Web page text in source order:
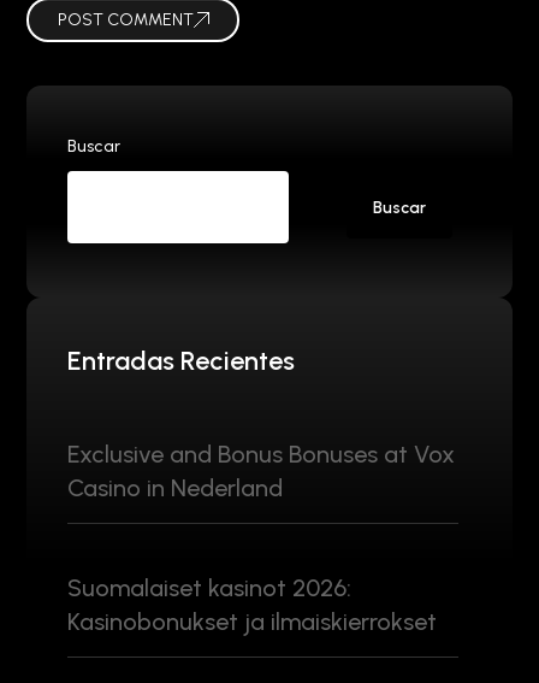
POST COMMENT
Buscar
Buscar
Entradas Recientes
Exclusive and Bonus Bonuses at Vox
Casino in Nederland
Suomalaiset kasinot 2026:
Kasinobonukset ja ilmaiskierrokset